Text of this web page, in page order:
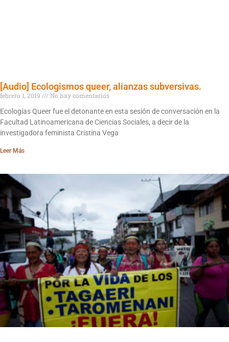
[Audio] Ecologismos queer, alianzas subversivas.
febrero 1, 2019
No hay comentarios
Ecologías Queer fue el detonante en esta sesión de conversación en la
Facultad Latinoamericana de Ciencias Sociales, a decir de la
investigadora feminista Cristina Vega
Leer Más